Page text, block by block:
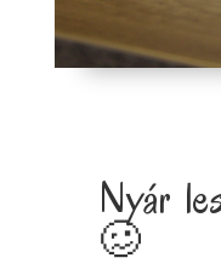
Nyár
🥴